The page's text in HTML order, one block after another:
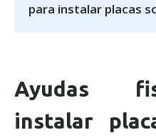
para instalar placas
Ayudas
instalar